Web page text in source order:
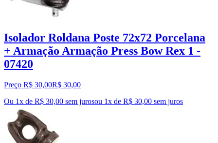
Isolador Roldana Poste 72x72 Porcelana
+ Armação Armação Press Bow Rex 1 -
07420
Preço R$ 30,00R$ 30,00
Ou 1x de R$ 30,00 sem jurosou 1x de R$ 30,00 sem juros